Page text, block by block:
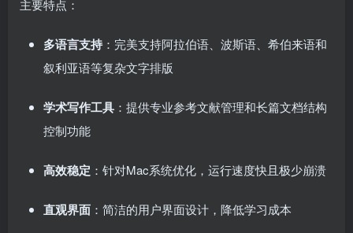
主要特点：
多语言支持：完美支持阿拉伯语、波斯语、希伯来语和
叙利亚语等复杂文字排版
学术写作工具 ：提供专业参考文献管理和长篇文档结构
控制功能
高效稳定 ：针对Mac系统优化，运行速度快且极少崩溃
直观界面 ：简洁的用户界面设计，降低学习成本